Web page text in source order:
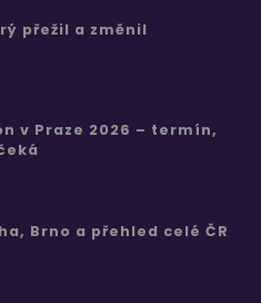
přežil a změnil
v Praze 2026 – termín,
Brno a přehled celé ČR